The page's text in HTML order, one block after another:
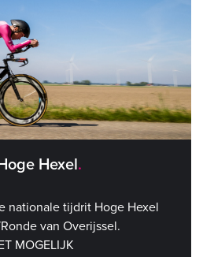
Hexel
nationale tijdrit Hoge Hexel
van Overijssel.
MOGELIJK